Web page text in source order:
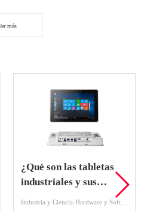
más
¿Qué son las tabletas
industriales y sus
aplicaciones?
Industria y Ciencia-Hardware y Software-Ordenador Industrial